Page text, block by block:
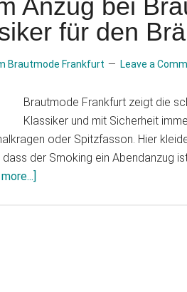
Anzug bei
für den
Brautmode Frankfurt Leave a
Brautmode Frankfurt zeigt die
Klassiker und mit Sicherheit
oder Spitzfasson. Hier
der Smoking ein Abendanzug